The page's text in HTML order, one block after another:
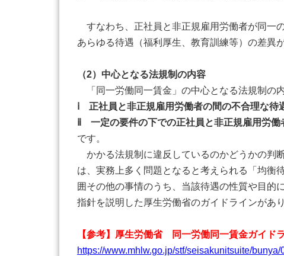
すなわち、正社員と非正規雇用労働者が同一
あらゆる待遇（福利厚生、教育訓練等）の差異
（2）中心となる法規制の内容
「同一労働同一賃金」の中心となる法規制の
ⅰ 正社員と非正規雇用労働者の間の不合理な待
ⅱ 一定の要件の下での正社員と非正規雇用労働
です。
かかる法規制に違反しているのかどうかの判
は、実務上多く問題となると考えられる「均衡
囲その他の事情のうち、当該待遇の性質や目的
指針を説明した厚生労働省のガイドラインがあ
【参考】厚生労働省 同一労働同一賃金ガイド
https://www.mhlw.go.jp/stf/seisakunitsuite/